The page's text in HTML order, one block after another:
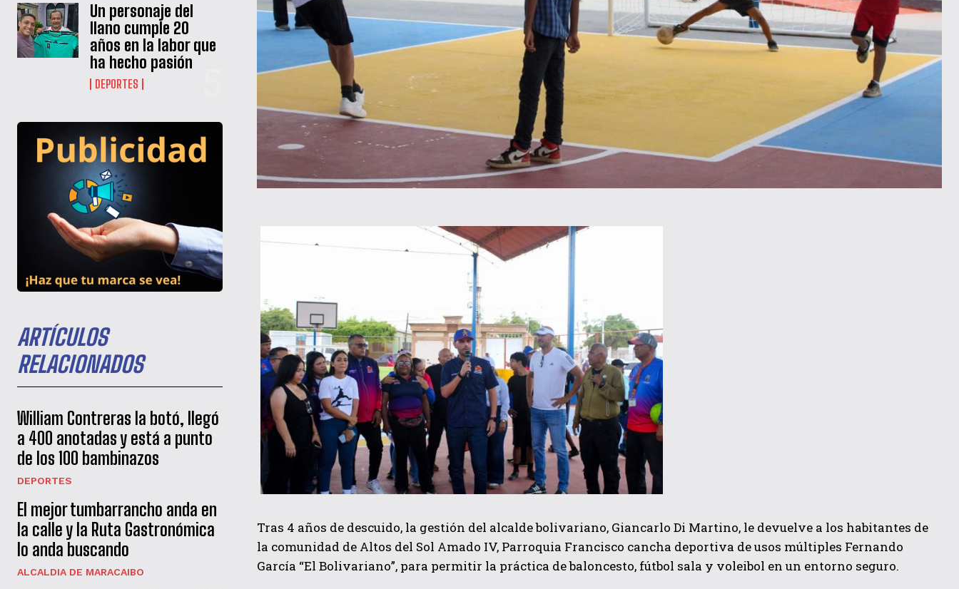
QUIERO SUSCRIBIRME
He leído y acepto las Política de privacidad
Un personaje del
llano cumple 20
años en la labor que
ha hecho pasión
DEPORTES
ARTÍCULOS
RELACIONADOS
William Contreras la botó, llegó
a 400 anotadas y está a punto
de los 100 bambinazos
DEPORTES
El mejor tumbarrancho anda en
la calle y la Ruta Gastronómica
lo anda buscando
ALCALDIA DE MARACAIBO
Tras 4 años de descuido, la gestión del alcalde bolivariano, Giancarlo Di Martino, le devuelve a los habitantes de
la comunidad de Altos del Sol Amado IV, Parroquia Francisco cancha deportiva de usos múltiples Fernando
García “El Bolivariano”, para permitir la práctica de baloncesto, fútbol sala y voleibol en un entorno seguro.